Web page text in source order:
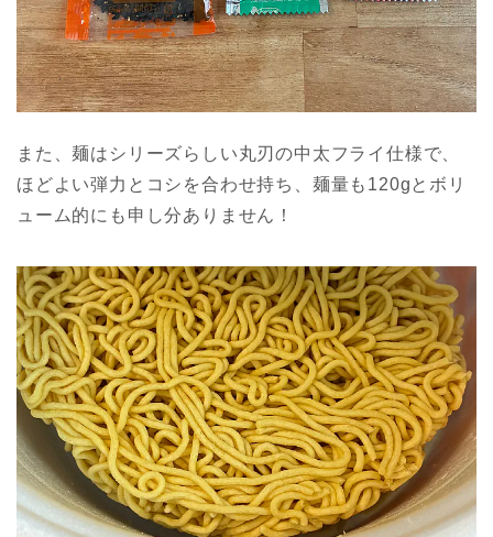
また、麺はシリーズらしい丸刃の中太フライ仕様で、
ほどよい弾力とコシを合わせ持ち、麺量も120gとボリ
ューム的にも申し分ありません！